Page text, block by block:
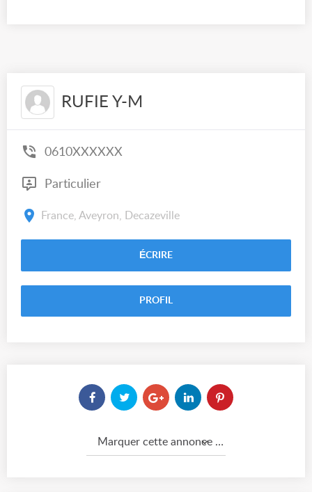
RUFIE Y-M
0610XXXXXX
Particulier
France, Aveyron, Decazeville
ÉCRIRE
PROFIL
Marquer cette annonce comme...